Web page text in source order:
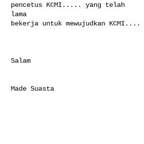
pencetus KCMI..... yang telah
lama
bekerja untuk mewujudkan KCMI....
Salam
Made Suasta